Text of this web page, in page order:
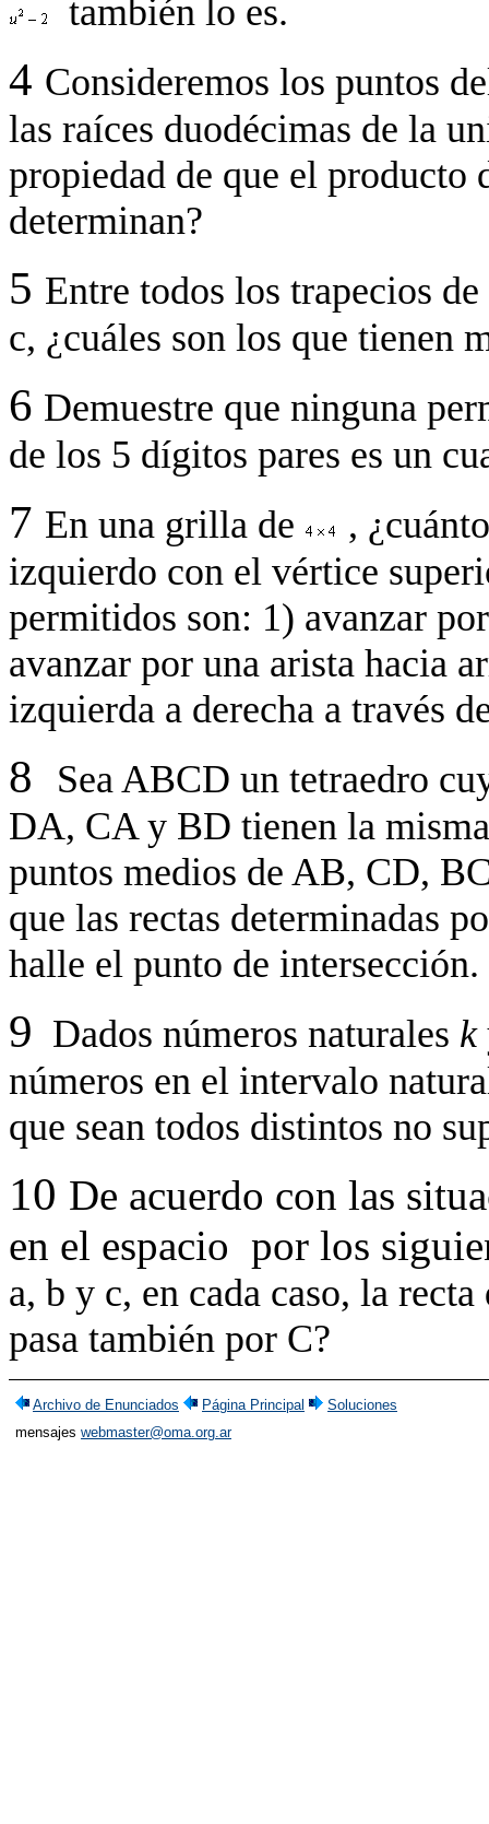
también lo es.
4 Consideremos los puntos
las raíces duodécimas de la
propiedad de que el producto
determinan?
5 Entre todos los trapecios
c, ¿cuáles son los que tienen
6 Demuestre que ninguna
de los 5 dígitos pares es un
7 En una grilla de
,
izquierdo con el vértice
permitidos son: 1) avanzar
avanzar por una arista hacia
izquierda a derecha a través
8
Sea ABCD un tetraedro
DA, CA y BD tienen la
puntos medios de AB, CD,
que las rectas determinadas
halle el punto de intersección.
9 Dados números naturales k
números en el intervalo
que sean todos distintos no
10 De acuerdo con las
en el espacio por los
a, b y c, en cada caso, la
pasa también por C?
Archivo de Enunciados Página Principal
Soluciones
mensajes webmaster@oma.org.ar